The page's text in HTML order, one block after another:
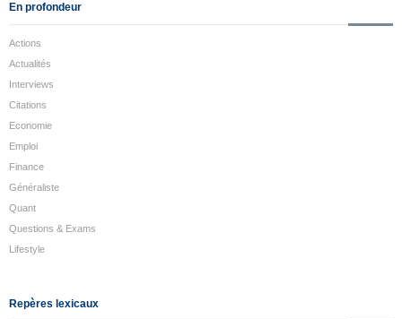
En profondeur
Actions
Actualités
Interviews
Citations
Economie
Emploi
Finance
Généraliste
Quant
Questions & Exams
Lifestyle
Repères lexicaux